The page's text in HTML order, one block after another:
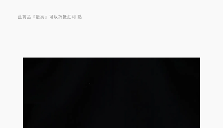
此商品『最高』可以折抵紅利 點